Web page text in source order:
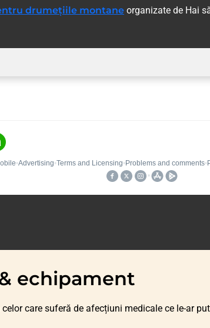
drumețiile montane organizate de Hai
echipament
care suferă de afecțiuni medicale ce le-ar